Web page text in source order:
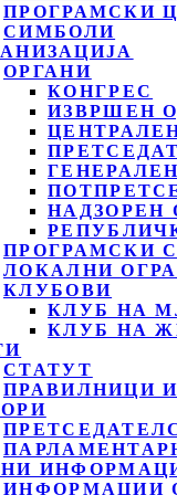
ПРОГРАМСКИ
СИМБОЛИ
ОРГАНИ
КОНГРЕС
ИЗВРШЕН
НАДЗОРЕН
ПРОГРАМСКИ
ЛОКАЛНИ
КЛУБОВИ
КЛУБ НА
КЛУБ НА
СТАТУТ
ПРАВИЛНИЦИ
ИНФОРМАЦИИ